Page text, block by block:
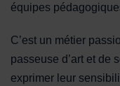
équipes
C’est un métier
passeuse d’art et de
exprimer leur